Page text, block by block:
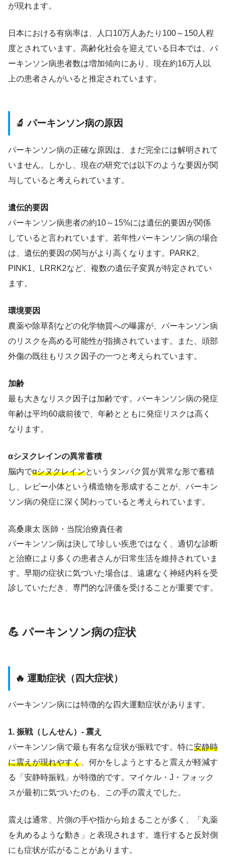
が現れます。
日本における有病率は、人口10万人あたり100～150人程
度とされています。高齢化社会を迎えている日本では、パ
ーキンソン病患者数は増加傾向にあり、現在約16万人以
上の患者さんがいると推定されています。
🔬 パーキンソン病の原因
パーキンソン病の正確な原因は、まだ完全には解明されて
いません。しかし、現在の研究では以下のような要因が関
与していると考えられています。
遺伝的要因
パーキンソン病患者の約10～15%には遺伝的要因が関係
していると言われています。若年性パーキンソン病の場合
は、遺伝的要因の関与がより高くなります。PARK2、
PINK1、LRRK2など、複数の遺伝子変異が特定されてい
ます。
環境要因
農薬や除草剤などの化学物質への曝露が、パーキンソン病
のリスクを高める可能性が指摘されています。また、頭部
外傷の既往もリスク因子の一つと考えられています。
加齢
最も大きなリスク因子は加齢です。パーキンソン病の発症
年齢は平均60歳前後で、年齢とともに発症リスクは高く
なります。
αシヌクレインの異常蓄積
脳内でαシヌクレインというタンパク質が異常な形で蓄積
し、レビー小体という構造物を形成することが、パーキン
ソン病の発症に深く関わっていると考えられています。
高桑康太 医師・当院治療責任者
パーキンソン病は決して珍しい疾患ではなく、適切な診断
と治療により多くの患者さんが日常生活を維持されていま
す。早期の症状に気づいた場合は、遠慮なく神経内科を受
診していただき、専門的な評価を受けることが重要です。
💪 パーキンソン病の症状
🔥 運動症状（四大症状）
パーキンソン病には特徴的な四大運動症状があります。
1. 振戦（しんせん）- 震え
パーキンソン病で最も有名な症状が振戦です。特に安静時
に震えが現れやすく 、何かをしようとすると震えが軽減す
る「安静時振戦」が特徴的です。マイケル・J・フォック
スが最初に気づいたのも、この手の震えでした。
震えは通常、片側の手や指から始まることが多く、「丸薬
を丸めるような動き」と表現されます。進行すると反対側
にも症状が広がることがあります。